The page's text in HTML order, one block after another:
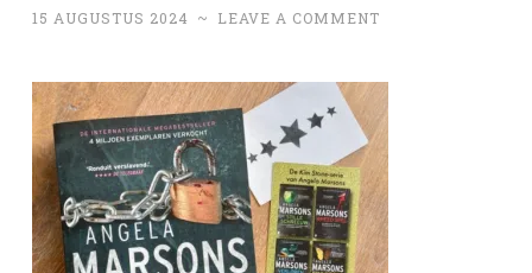
15 AUGUSTUS 2024 ~ LEAVE A COMMENT